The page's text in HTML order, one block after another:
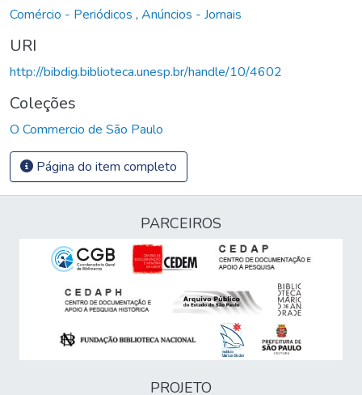
Comércio - Periódicos , Anúncios - Jornais
URI
http://bibdig.biblioteca.unesp.br/handle/10/4602
Coleções
O Commercio de São Paulo
Página do item completo
PARCEIROS
PROJETO